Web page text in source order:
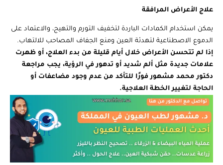
علاج الأعراض المرافقة
يمكن استخدام الكمادات الباردة لتخفيف التورم والتهيج، والاعتماد على
الدموع الاصطناعية لتهدئة العين ومنع الجفاف المصاحب للالتهاب.
إذا لم تتحسن الأعراض خلال أيام قليلة من بدء العلاج، أو ظهرت
علامات جديدة مثل ألم شديد أو تدهور في الرؤية، يجب مراجعة
دكتور محمد مشهور فورًا للتأكد من عدم وجود مضاعفات أو
الحاجة لتغيير الخطة العلاجية.